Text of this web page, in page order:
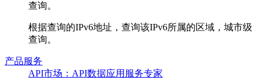
查询。
根据查询的IPv6地址，查询该IPv6所属的区域，城市级
查询。
产品服务
API市场：API数据应用服务专家